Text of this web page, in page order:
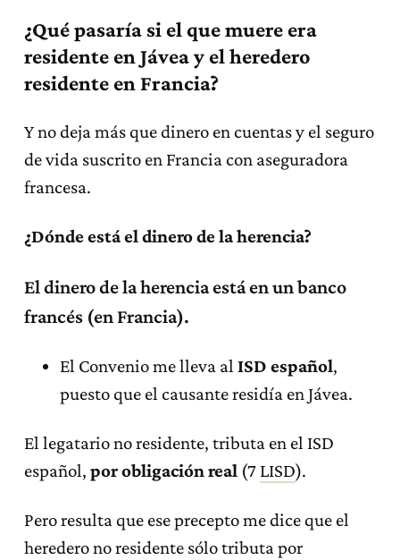
¿Qué pasaría si el que muere era
residente en Jávea y el heredero
residente en Francia?
Y no deja más que dinero en cuentas y el seguro
de vida suscrito en Francia con aseguradora
francesa.
¿Dónde está el dinero de la herencia?
El dinero de la herencia está en un banco
francés (en Francia).
El Convenio me lleva al ISD español,
puesto que el causante residía en Jávea.
El legatario no residente, tributa en el ISD
español, por obligación real (7 LISD).
Pero resulta que ese precepto me dice que el
heredero no residente sólo tributa por